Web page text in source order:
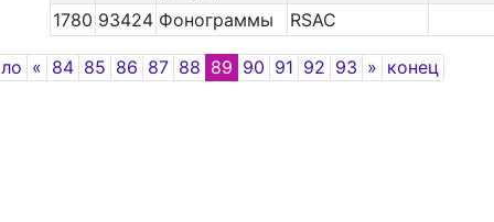
1780 93424 Фонограммы RSAC
« Previous
84 85 86 87 88 89 90 91 92 93 » Next
конец